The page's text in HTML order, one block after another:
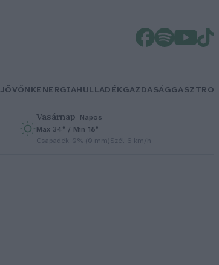
JÖVŐNKENERGIAHULLADÉKGAZDASÁGGASZTRO
Vasárnap–Napos
Max 34° / Min 18°
Csapadék: 0% (0 mm)Szél: 6 km/h